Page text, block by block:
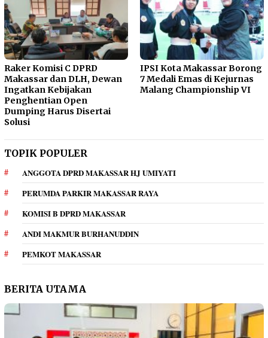
Raker Komisi C DPRD
Makassar dan DLH, Dewan
Ingatkan Kebijakan
Penghentian Open
Dumping Harus Disertai
Solusi
IPSI Kota Makassar Borong
7 Medali Emas di Kejurnas
Malang Championship VI
TOPIK POPULER
ANGGOTA DPRD MAKASSAR HJ UMIYATI
PERUMDA PARKIR MAKASSAR RAYA
KOMISI B DPRD MAKASSAR
ANDI MAKMUR BURHANUDDIN
PEMKOT MAKASSAR
BERITA UTAMA